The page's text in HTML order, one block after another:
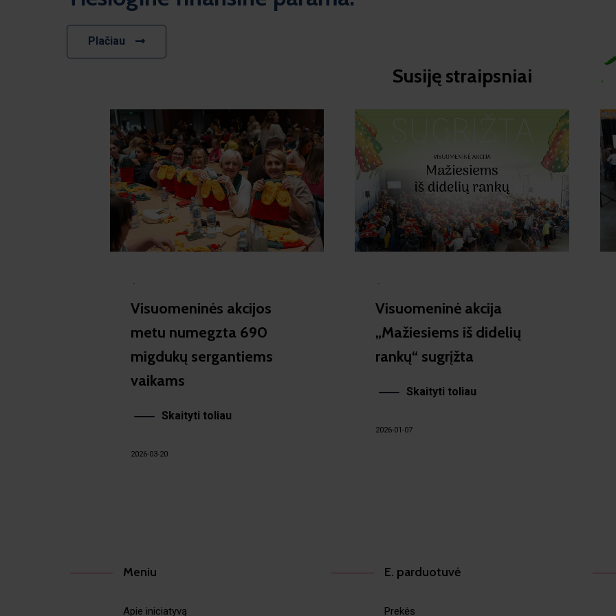
Plačiau
Susiję straipsniai​
·
Visuomeninės akcijos
metu numegzta 690
migdukų sergantiems
vaikams
Skaityti toliau
2026-03-20
·
Visuomeninė akcija
„Mažiesiems iš didelių
rankų“ sugrįžta
Skaityti toliau
2026-01-07
Meniu
Apie iniciatyvą
E. parduotuvė
Prekės